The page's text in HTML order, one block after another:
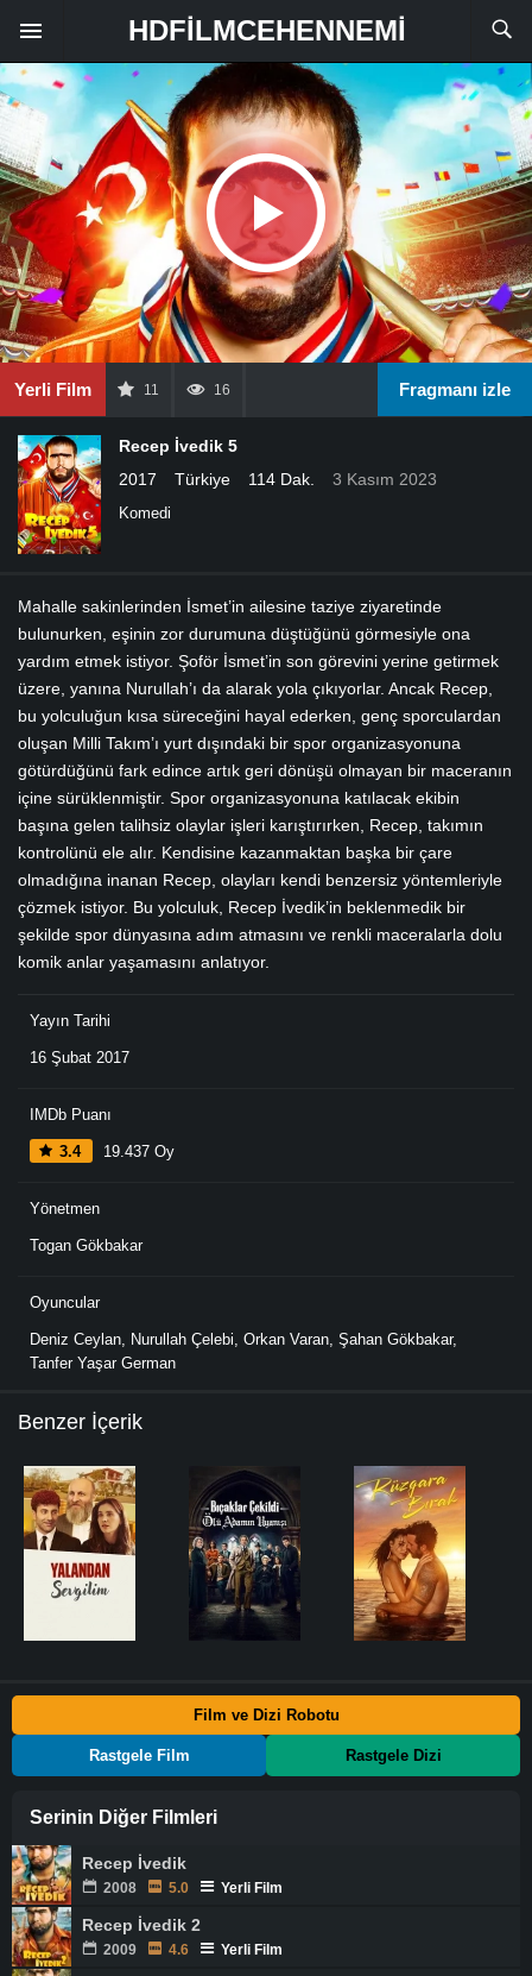
HDFILMCEHENNEMI
Yerli Film 11 16 Fragmanı izle
Recep İvedik 5
2017
Türkiye 114 Dak. 3 Kasım 2023
Komedi
Mahalle sakinlerinden İsmet’in ailesine taziye ziyaretinde
bulunurken, eşinin zor durumuna düştüğünü görmesiyle ona
yardım etmek istiyor. Şoför İsmet’in son görevini yerine getirmek
üzere, yanına Nurullah’ı da alarak yola çıkıyorlar. Ancak Recep,
bu yolculuğun kısa süreceğini hayal ederken, genç sporculardan
oluşan Milli Takım’ı yurt dışındaki bir spor organizasyonuna
götürdüğünü fark edince artık geri dönüşü olmayan bir maceranın
içine sürüklenmiştir. Spor organizasyonuna katılacak ekibin
başına gelen talihsiz olaylar işleri karıştırırken, Recep, takımın
kontrolünü ele alır. Kendisine kazanmaktan başka bir çare
olmadığına inanan Recep, olayları kendi benzersiz yöntemleriyle
çözmek istiyor. Bu yolculuk, Recep İvedik’in beklenmedik bir
şekilde spor dünyasına adım atmasını ve renkli maceralarla dolu
komik anlar yaşamasını anlatıyor.
Yayın Tarihi
16 Şubat 2017
IMDb Puanı
3.4 19.437 Oy
Yönetmen
Togan Gökbakar
Oyuncular
Deniz Ceylan, Nurullah Çelebi, Orkan Varan, Şahan Gökbakar,
Tanfer Yaşar German
Benzer İçerik
Film ve Dizi Robotu
Rastgele Film Rastgele Dizi
Serinin Diğer Filmleri
Recep İvedik
2008 5.0 Yerli Film
Recep İvedik 2
2009 4.6 Yerli Film